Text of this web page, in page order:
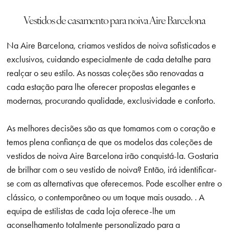
Vestidos de casamento para noiva Aire Barcelona
Na Aire Barcelona, criamos vestidos de noiva sofisticados e
exclusivos, cuidando especialmente de cada detalhe para
realçar o seu estilo. As nossas coleções são renovadas a
cada estação para lhe oferecer propostas elegantes e
modernas, procurando qualidade, exclusividade e conforto.
As melhores decisões são as que tomamos com o coração e
temos plena confiança de que os modelos das coleções de
vestidos de noiva Aire Barcelona irão conquistá-la. Gostaria
de brilhar com o seu vestido de noiva? Então, irá identificar-
se com as alternativas que oferecemos. Pode escolher entre o
clássico, o contemporâneo ou um toque mais ousado. . A
equipa de estilistas de cada loja oferece-lhe um
aconselhamento totalmente personalizado para a